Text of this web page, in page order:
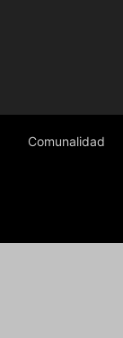
Comunalidad